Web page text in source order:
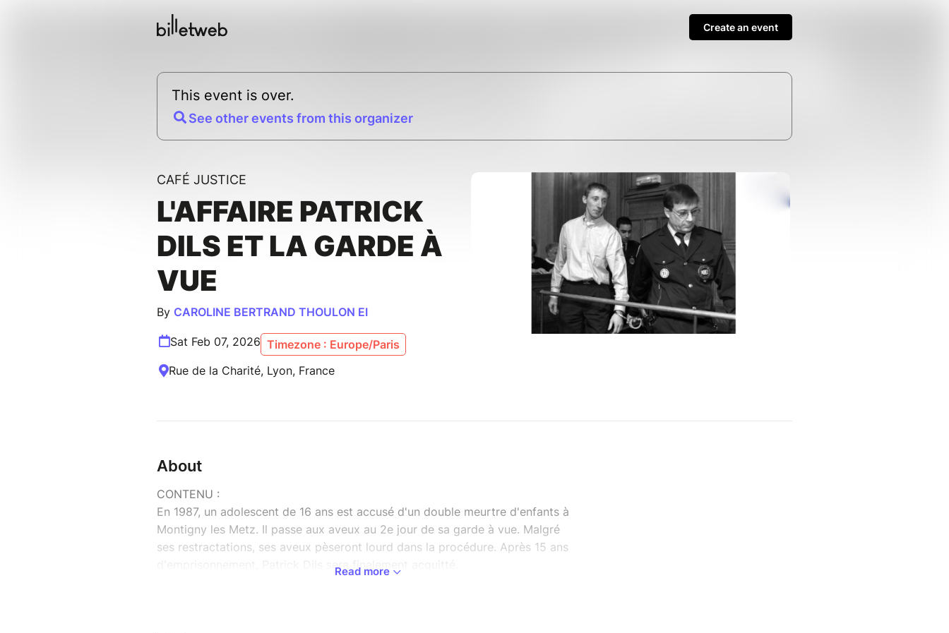
Create an event
This event is over.
See other events from this organizer
CAFÉ JUSTICE
L'AFFAIRE PATRICK
DILS ET LA GARDE À
VUE
By CAROLINE BERTRAND THOULON EI
Sat Feb 07, 2026 Timezone : Europe/Paris
Rue de la Charité, Lyon, France
About
CONTENU :
En 1987, un adolescent de 16 ans est accusé d'un double meurtre d'enfants à
Montigny les Metz. Il passe aux aveux au 2e jour de sa garde à vue. Malgré
ses restractations, ses aveux pèseront lourd dans la procédure. Après 15 ans
d'emprisonnement, Patrick Dils sera finalement acquitté.
Read more